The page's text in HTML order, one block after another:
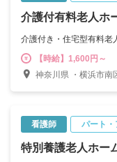
介護付有料老人ホ
介護付き・住宅型有料老
【時給】1,600円～
神奈川県 ・横浜市南
看護師 パート・
特別養護老人ホ